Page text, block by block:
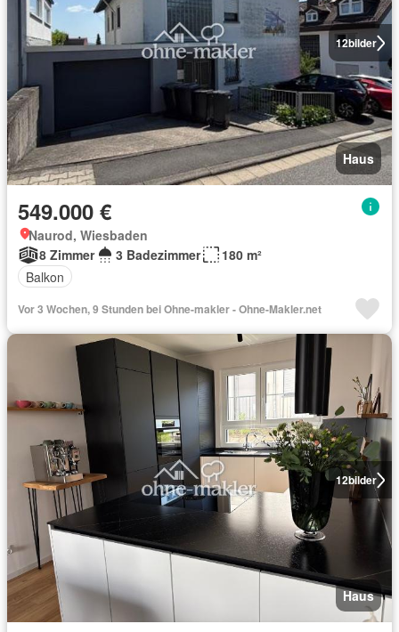
12bilder
Haus
549.000 €
Naurod, Wiesbaden
8 Zimmer
3 Badezimmer
180 m²
Balkon
Vor 3 Wochen, 9 Stunden bei Ohne-makler - Ohne-Makler.net
12bilder
Haus